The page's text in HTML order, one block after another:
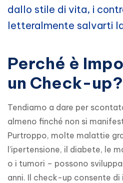
dallo stile di vita, i
letteralmente salvarti
Perché è
un Check-up?
Tendiamo a dare per
almeno finché non si
Purtroppo, molte malattie
l’ipertensione, il diabete, le
o i tumori – possono
anni. Il check-up consente di